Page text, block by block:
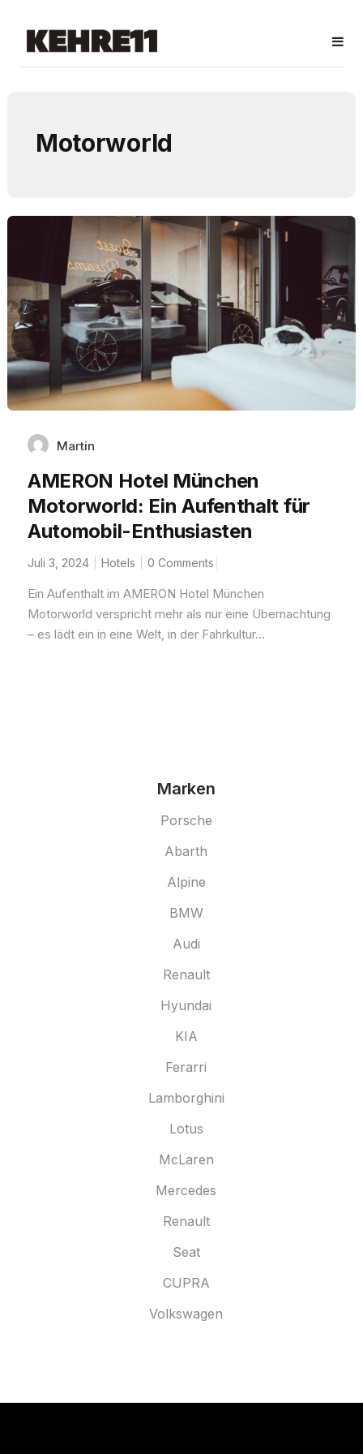
Motorworld
Martin
AMERON Hotel München
Motorworld: Ein Aufenthalt für
Automobil-Enthusiasten
Juli 3, 2024 Hotels 0 Comments
Ein Aufenthalt im AMERON Hotel München
Motorworld verspricht mehr als nur eine Übernachtung
– es lädt ein in eine Welt, in der Fahrkultur...
Marken
Porsche
Abarth
Alpine
BMW
Audi
Renault
Hyundai
KIA
Ferarri
Lamborghini
Lotus
McLaren
Mercedes
Renault
Seat
CUPRA
Volkswagen